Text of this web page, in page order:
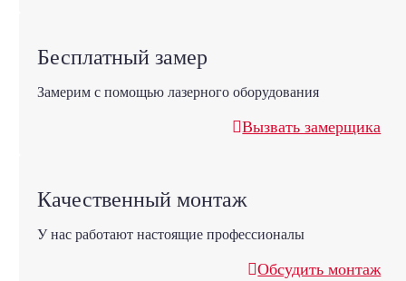
Бесплатный замер
Замерим с помощью лазерного оборудования
Вызвать замерщика
Качественный монтаж
У нас работают настоящие профессионалы
Обсудить монтаж